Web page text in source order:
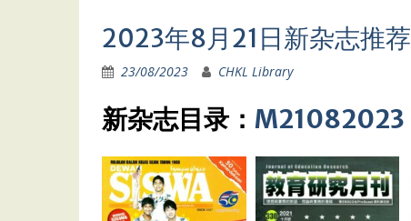
2023年8月21日新杂志推荐
23/08/2023 CHKL Library
新杂志目录： M21082023